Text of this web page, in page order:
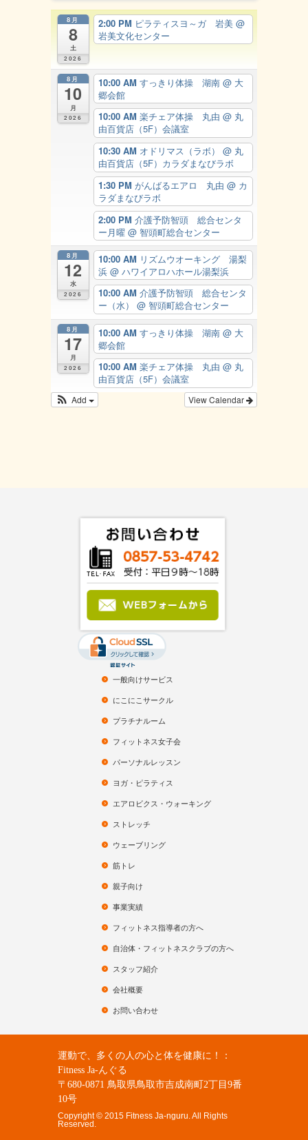
8月
8
土
2026
2:00 PM ピラティスヨ～ガ 岩美 @
岩美文化センター
8月
10
月
2026
10:00 AM すっきり体操 湖南 @ 大
郷会館
10:00 AM 楽チェア体操 丸由 @ 丸
由百貨店（5F）会議室
10:30 AM オドリマス（ラボ） @ 丸
由百貨店（5F）カラダまなびラボ
1:30 PM がんばるエアロ 丸由 @ カ
ラダまなびラボ
2:00 PM 介護予防智頭 総合センタ
ー月曜 @ 智頭町総合センター
8月
12
水
2026
10:00 AM リズムウオーキング 湯梨
浜 @ ハワイアロハホール湯梨浜
10:00 AM 介護予防智頭 総合センタ
ー（水） @ 智頭町総合センター
8月
17
月
2026
10:00 AM すっきり体操 湖南 @ 大
郷会館
10:00 AM 楽チェア体操 丸由 @ 丸
由百貨店（5F）会議室
View Calendar
Add
一般向けサービス
にこにこサークル
プラチナルーム
フィットネス女子会
パーソナルレッスン
ヨガ・ピラティス
エアロビクス・ウォーキング
ストレッチ
ウェーブリング
筋トレ
親子向け
事業実績
フィットネス指導者の方へ
自治体・フィットネスクラブの方へ
スタッフ紹介
会社概要
お問い合わせ
運動で、多くの人の心と体を健康に！：
Fitness Ja-んぐる
〒680-0871 鳥取県鳥取市吉成南町2丁目9番
10号
Copyright © 2015 Fitness Ja-nguru. All Rights
Reserved.